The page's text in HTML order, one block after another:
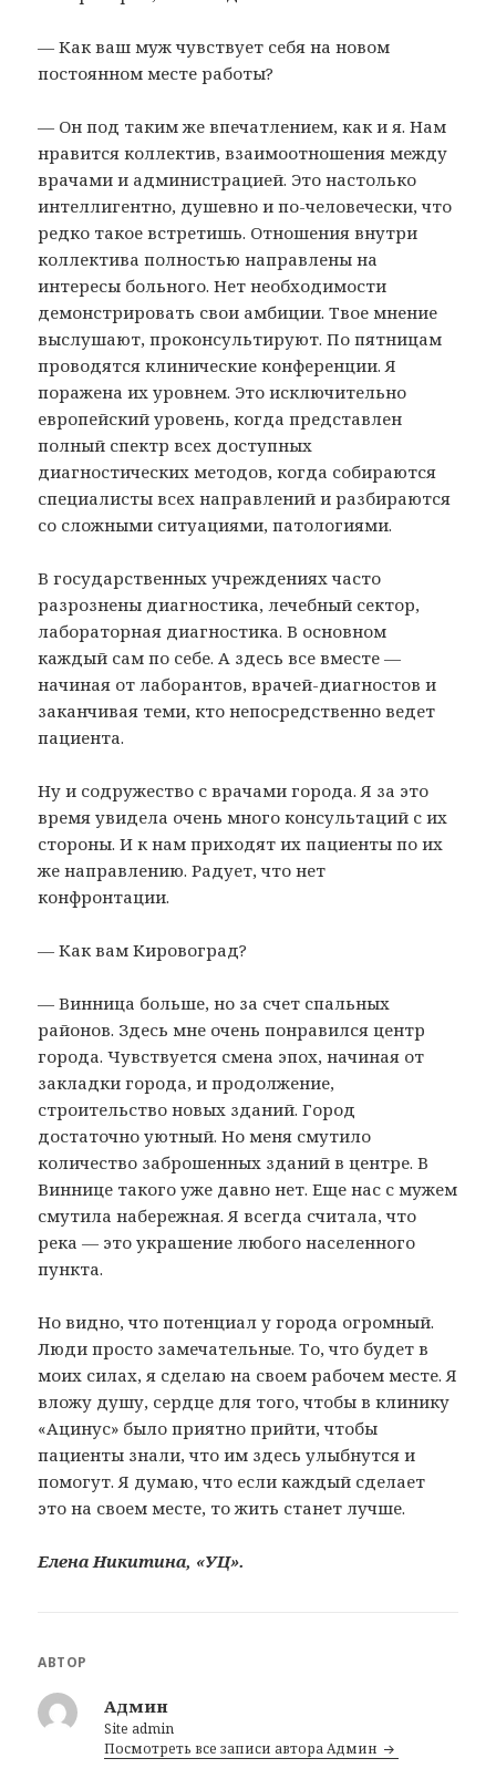
— Как ваш муж чувствует себя на новом
постоянном месте работы?
— Он под таким же впечатлением, как и я. Нам
нравится коллектив, взаимоотношения между
врачами и администрацией. Это настолько
интеллигентно, душевно и по-человечески, что
редко такое встретишь. Отношения внутри
коллектива полностью направлены на
интересы больного. Нет необходимости
демонстрировать свои амбиции. Твое мнение
выслушают, проконсультируют. По пятницам
проводятся клинические конференции. Я
поражена их уровнем. Это исключительно
европейский уровень, когда представлен
полный спектр всех доступных
диагностических методов, когда собираются
специалисты всех направлений и разбираются
со сложными ситуациями, патологиями.
В государственных учреждениях часто
разрознены диагностика, лечебный сектор,
лабораторная диагностика. В основном
каждый сам по себе. А здесь все вместе —
начиная от лаборантов, врачей-диагностов и
заканчивая теми, кто непосредственно ведет
пациента.
Ну и содружество с врачами города. Я за это
время увидела очень много консультаций с их
стороны. И к нам приходят их пациенты по их
же направлению. Радует, что нет
конфронтации.
— Как вам Кировоград?
— Винница больше, но за счет спальных
районов. Здесь мне очень понравился центр
города. Чувствуется смена эпох, начиная от
закладки города, и продолжение,
строительство новых зданий. Город
достаточно уютный. Но меня смутило
количество заброшенных зданий в центре. В
Виннице такого уже давно нет. Еще нас с мужем
смутила набережная. Я всегда считала, что
река — это украшение любого населенного
пункта.
Но видно, что потенциал у города огромный.
Люди просто замечательные. То, что будет в
моих силах, я сделаю на своем рабочем месте. Я
вложу душу, сердце для того, чтобы в клинику
«Ацинус» было приятно прийти, чтобы
пациенты знали, что им здесь улыбнутся и
помогут. Я думаю, что если каждый сделает
это на своем месте, то жить станет лучше.
Елена Никитина, «УЦ».
АВТОР
Админ
Site admin
Посмотреть все записи автора Админ